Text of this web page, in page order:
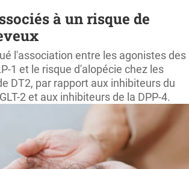
à un risque de
l'association entre les agonistes des
1 et le risque d'alopécie chez les
DT2, par rapport aux inhibiteurs du
2 et aux inhibiteurs de la DPP-4.